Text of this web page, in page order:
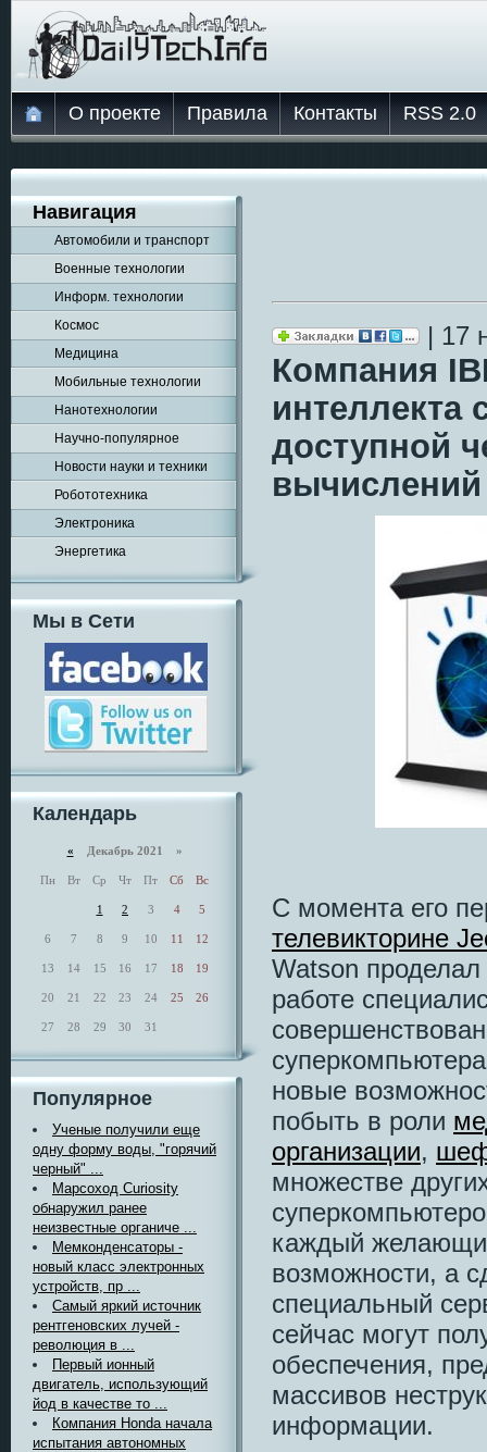
О проекте Правила Контакты RSS 2.0
Навигация
Автомобили и транспорт
Военные технологии
Информ. технологии
Космос
Медицина
Мобильные технологии
Нанотехнологии
Научно-популярное
Новости науки и техники
Робототехника
Электроника
Энергетика
Мы в Сети
Календарь
« Декабрь 2021 »
Пн Вт Ср Чт Пт Сб Вс
1 2 3 4 5
6 7 8 9 10 11 12
13 14 15 16 17 18 19
20 21 22 23 24 25 26
27 28 29 30 31
Популярное
Ученые получили еще
одну форму воды, "горячий
черный" ...
Марсоход Curiosity
обнаружил ранее
неизвестные органиче ...
Мемконденсаторы -
новый класс электронных
устройств, пр ...
Самый яркий источник
рентгеновских лучей -
революция в ...
Первый ионный
двигатель, использующий
йод в качестве то ...
Компания Honda начала
испытания автономных
| 17
Компания
интеллекта
доступной
вычислений
С момента его
телевикторине
Watson
работе
новые
побыть в роли
организации,
множестве
каждый
возможности, а
специальный
сейчас могут
обеспечения,
массивов
информации.